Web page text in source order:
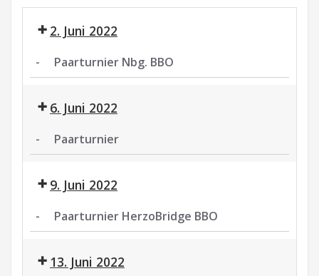
2. Juni 2022
- Paarturnier Nbg. BBO
Nbg.
BBO 6. Juni 2022
- Paarturnier
9. Juni 2022
- Paarturnier HerzoBridge BBO
HerzoBridge
BBO 13. Juni 2022